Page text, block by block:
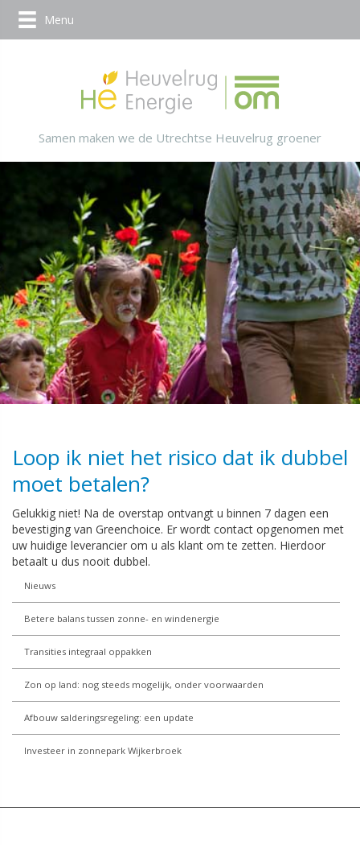
Menu
Samen maken we de Utrechtse Heuvelrug groener
Nieuws
Betere balans tussen zonne- en windenergie
Transities integraal oppakken
Zon op land: nog steeds mogelijk, onder voorwaarden
Afbouw salderingsregeling: een update
Investeer in zonnepark Wijkerbroek
Loop ik niet het risico dat ik dubbel
moet betalen?
Gelukkig niet! Na de overstap ontvangt u binnen 7 dagen een
bevestiging van Greenchoice. Er wordt contact opgenomen met
uw huidige leverancier om u als klant om te zetten. Hierdoor
betaalt u dus nooit dubbel.